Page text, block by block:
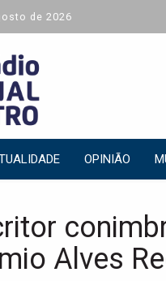
de 2026
OPINIÃO
Alves